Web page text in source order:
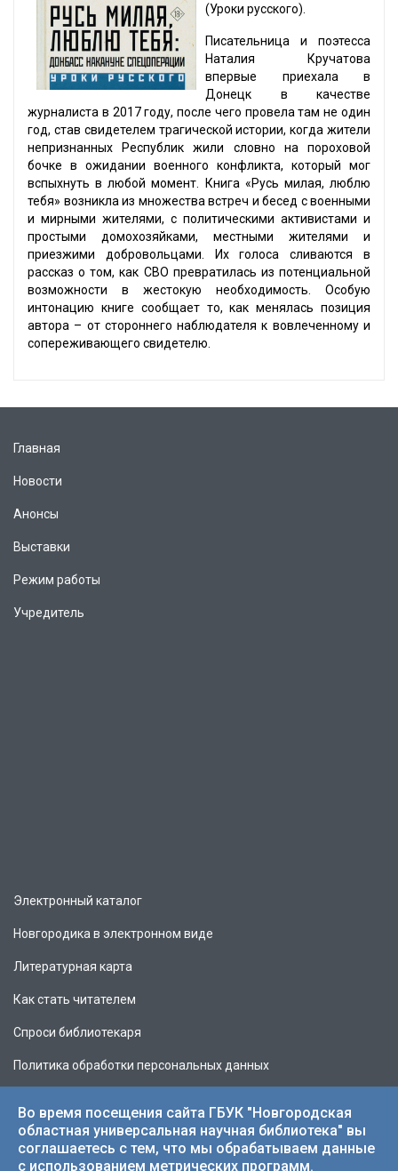
(Уроки русского).
Писательница и поэтесса
Наталия Кручатова
впервые приехала в
Донецк в качестве
журналиста в 2017 году, после чего провела там не один
год, став свидетелем трагической истории, когда жители
непризнанных Республик жили словно на пороховой
бочке в ожидании военного конфликта, который мог
вспыхнуть в любой момент. Книга «Русь милая, люблю
тебя» возникла из множества встреч и бесед с военными
и мирными жителями, с политическими активистами и
простыми домохозяйками, местными жителями и
приезжими добровольцами. Их голоса сливаются в
рассказ о том, как СВО превратилась из потенциальной
возможности в жестокую необходимость. Особую
интонацию книге сообщает то, как менялась позиция
автора – от стороннего наблюдателя к вовлеченному и
сопереживающего свидетелю.
Главная
Новости
Анонсы
Выставки
Режим работы
Учредитель
Электронный каталог
Новгородика в электронном виде
Литературная карта
Как стать читателем
Спроси библиотекаря
Политика обработки персональных данных
© 2026 НОУНБ.
Во время посещения сайта ГБУК "Новгородская
областная универсальная научная библиотека" вы
соглашаетесь с тем, что мы обрабатываем данные
с использованием метрических программ.